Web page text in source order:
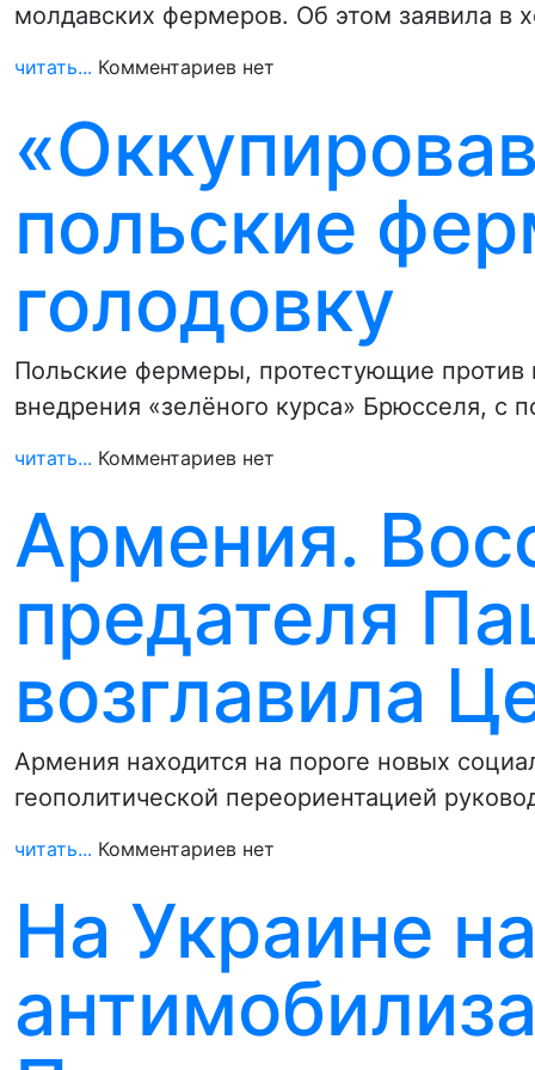
молдавских фермеров. Об этом заявила в
читать... Комментариев нет
польские
голодовку
Польские фермеры, протестующие против
внедрения «зелёного курса» Брюсселя, с
читать... Комментариев нет
Армения.
предателя
возглавила
Армения находится на пороге новых
геополитической переориентацией
читать... Комментариев нет
На Украине